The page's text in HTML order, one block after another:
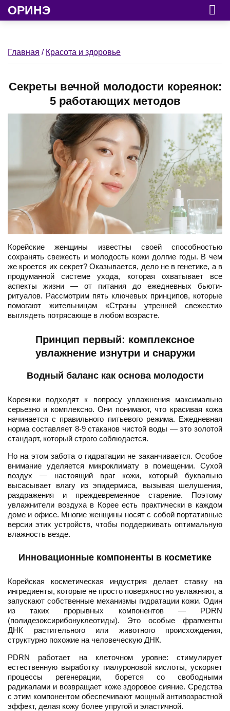
ОРИНЭ
Главная / Красота и здоровье
Секреты вечной молодости кореянок:
5 работающих методов
Корейские женщины известны своей способностью
сохранять свежесть и молодость кожи долгие годы. В чем
же кроется их секрет? Оказывается, дело не в генетике, а в
продуманной системе ухода, которая охватывает все
аспекты жизни — от питания до ежедневных бьюти-
ритуалов. Рассмотрим пять ключевых принципов, которые
помогают жительницам «Страны утренней свежести»
выглядеть потрясающе в любом возрасте.
Принцип первый: комплексное
увлажнение изнутри и снаружи
Водный баланс как основа молодости
Кореянки подходят к вопросу увлажнения максимально
серьезно и комплексно. Они понимают, что красивая кожа
начинается с правильного питьевого режима. Ежедневная
норма составляет 8-9 стаканов чистой воды — это золотой
стандарт, который строго соблюдается.
Но на этом забота о гидратации не заканчивается. Особое
внимание уделяется микроклимату в помещении. Сухой
воздух — настоящий враг кожи, который буквально
высасывает влагу из эпидермиса, вызывая шелушения,
раздражения и преждевременное старение. Поэтому
увлажнители воздуха в Корее есть практически в каждом
доме и офисе. Многие женщины носят с собой портативные
версии этих устройств, чтобы поддерживать оптимальную
влажность везде.
Инновационные компоненты в косметике
Корейская косметическая индустрия делает ставку на
ингредиенты, которые не просто поверхностно увлажняют, а
запускают собственные механизмы гидратации кожи. Один
из таких прорывных компонентов — PDRN
(полидезоксирибонуклеотиды). Это особые фрагменты
ДНК растительного или животного происхождения,
структурно похожие на человеческую ДНК.
PDRN работает на клеточном уровне: стимулирует
естественную выработку гиалуроновой кислоты, ускоряет
процессы регенерации, борется со свободными
радикалами и возвращает коже здоровое сияние. Средства
с этим компонентом обеспечивают мощный антивозрастной
эффект, делая кожу более упругой и эластичной.